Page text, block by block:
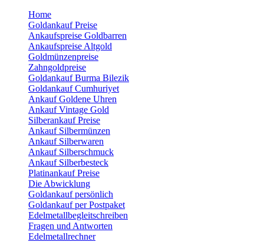
Home
Goldankauf Preise
Ankaufspreise Goldbarren
Ankaufspreise Altgold
Goldmünzenpreise
Zahngoldpreise
Goldankauf Burma Bilezik
Goldankauf Cumhuriyet
Ankauf Goldene Uhren
Ankauf Vintage Gold
Silberankauf Preise
Ankauf Silbermünzen
Ankauf Silberwaren
Ankauf Silberschmuck
Ankauf Silberbesteck
Platinankauf Preise
Die Abwicklung
Goldankauf persönlich
Goldankauf per Postpaket
Edelmetallbegleitschreiben
Fragen und Antworten
Edelmetallrechner